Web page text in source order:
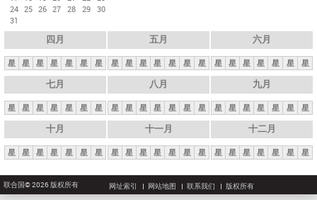
24 25 26 27 28 29 30
31
四月
星 星 星 星 星 星 星
五月
星 星 星 星 星 星 星
六月
星 星 星 星 星 星 星
七月
星 星 星 星 星 星 星
八月
星 星 星 星 星 星 星
九月
星 星 星 星 星 星 星
十月
星 星 星 星 星 星 星
十一月
星 星 星 星 星 星 星
十二月
星 星 星 星 星 星 星
联合国© 2026 版权所有 网址索引 网站地图 联系我们 版权所有